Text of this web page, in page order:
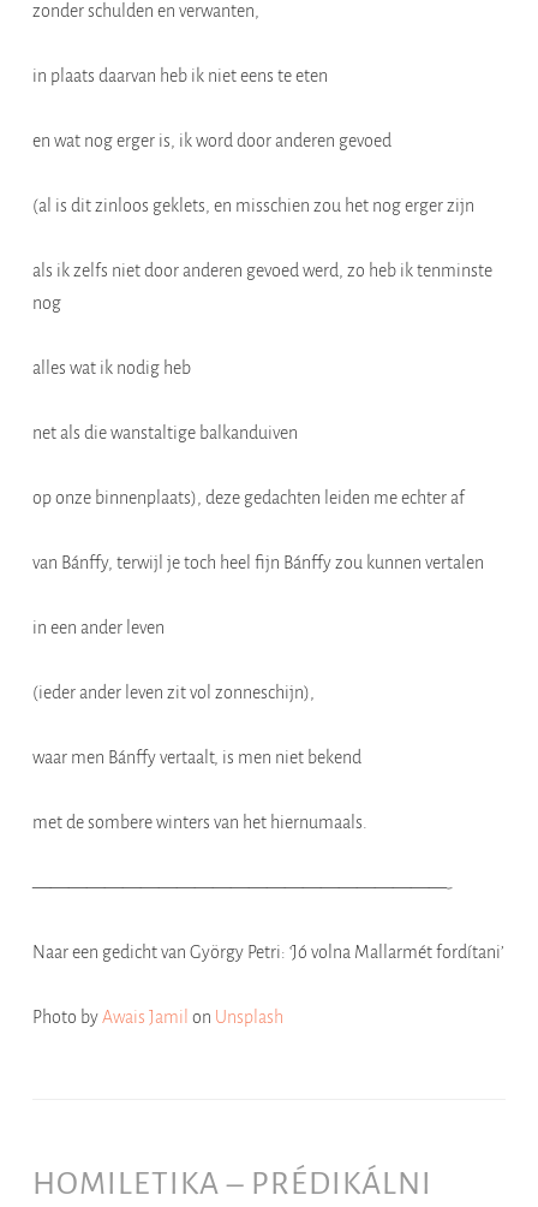
zonder schulden en verwanten,
in plaats daarvan heb ik niet eens te eten
en wat nog erger is, ik word door anderen gevoed
(al is dit zinloos geklets, en misschien zou het nog erger zijn
als ik zelfs niet door anderen gevoed werd, zo heb ik tenminste
nog
alles wat ik nodig heb
net als die wanstaltige balkanduiven
op onze binnenplaats), deze gedachten leiden me echter af
van Bánffy, terwijl je toch heel fijn Bánffy zou kunnen vertalen
in een ander leven
(ieder ander leven zit vol zonneschijn),
waar men Bánffy vertaalt, is men niet bekend
met de sombere winters van het hiernumaals.
———————————————————————-
Naar een gedicht van György Petri: ‘Jó volna Mallarmét fordítani’
Photo byAwais Jamil on Unsplash
HOMILETIKA – PRÉDIKÁLNI